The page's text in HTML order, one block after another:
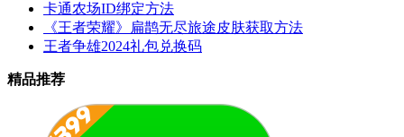
卡通农场ID绑定方法
《王者荣耀》扁鹊无尽旅途皮肤获取方法
王者争雄2024礼包兑换码
精品推荐